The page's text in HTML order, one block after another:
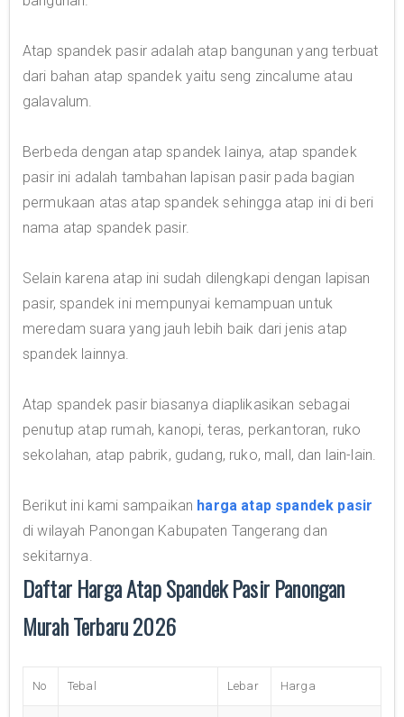
Atap spandek pasir adalah atap bangunan yang terbuat
dari bahan atap spandek yaitu seng zincalume atau
galavalum.
Berbeda dengan atap spandek lainya, atap spandek
pasir ini adalah tambahan lapisan pasir pada bagian
permukaan atas atap spandek sehingga atap ini di beri
nama atap spandek pasir.
Selain karena atap ini sudah dilengkapi dengan lapisan
pasir, spandek ini mempunyai kemampuan untuk
meredam suara yang jauh lebih baik dari jenis atap
spandek lainnya.
Atap spandek pasir biasanya diaplikasikan sebagai
penutup atap rumah, kanopi, teras, perkantoran, ruko
sekolahan, atap pabrik, gudang, ruko, mall, dan lain-lain.
Berikut ini kami sampaikan harga atap spandek pasir
di wilayah Panongan Kabupaten Tangerang dan
sekitarnya.
Daftar Harga Atap Spandek Pasir Panongan
Murah Terbaru 2026
No Tebal Lebar Harga